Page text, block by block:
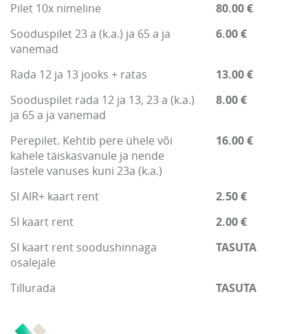
Pilet 10x nimeline
80.00 €
Sooduspilet 23 a (k.a.) ja 65 a ja
vanemad
6.00 €
Rada 12 ja 13 jooks + ratas
13.00 €
Sooduspilet rada 12 ja 13, 23 a (k.a.)
ja 65 a ja vanemad
8.00 €
Perepilet. Kehtib pere ühele või
kahele täiskasvanule ja nende
lastele vanuses kuni 23a (k.a.)
16.00 €
SI AIR+ kaart rent
2.50 €
SI kaart rent
2.00 €
SI kaart rent soodushinnaga
osalejale
TASUTA
Tillurada TASUTA